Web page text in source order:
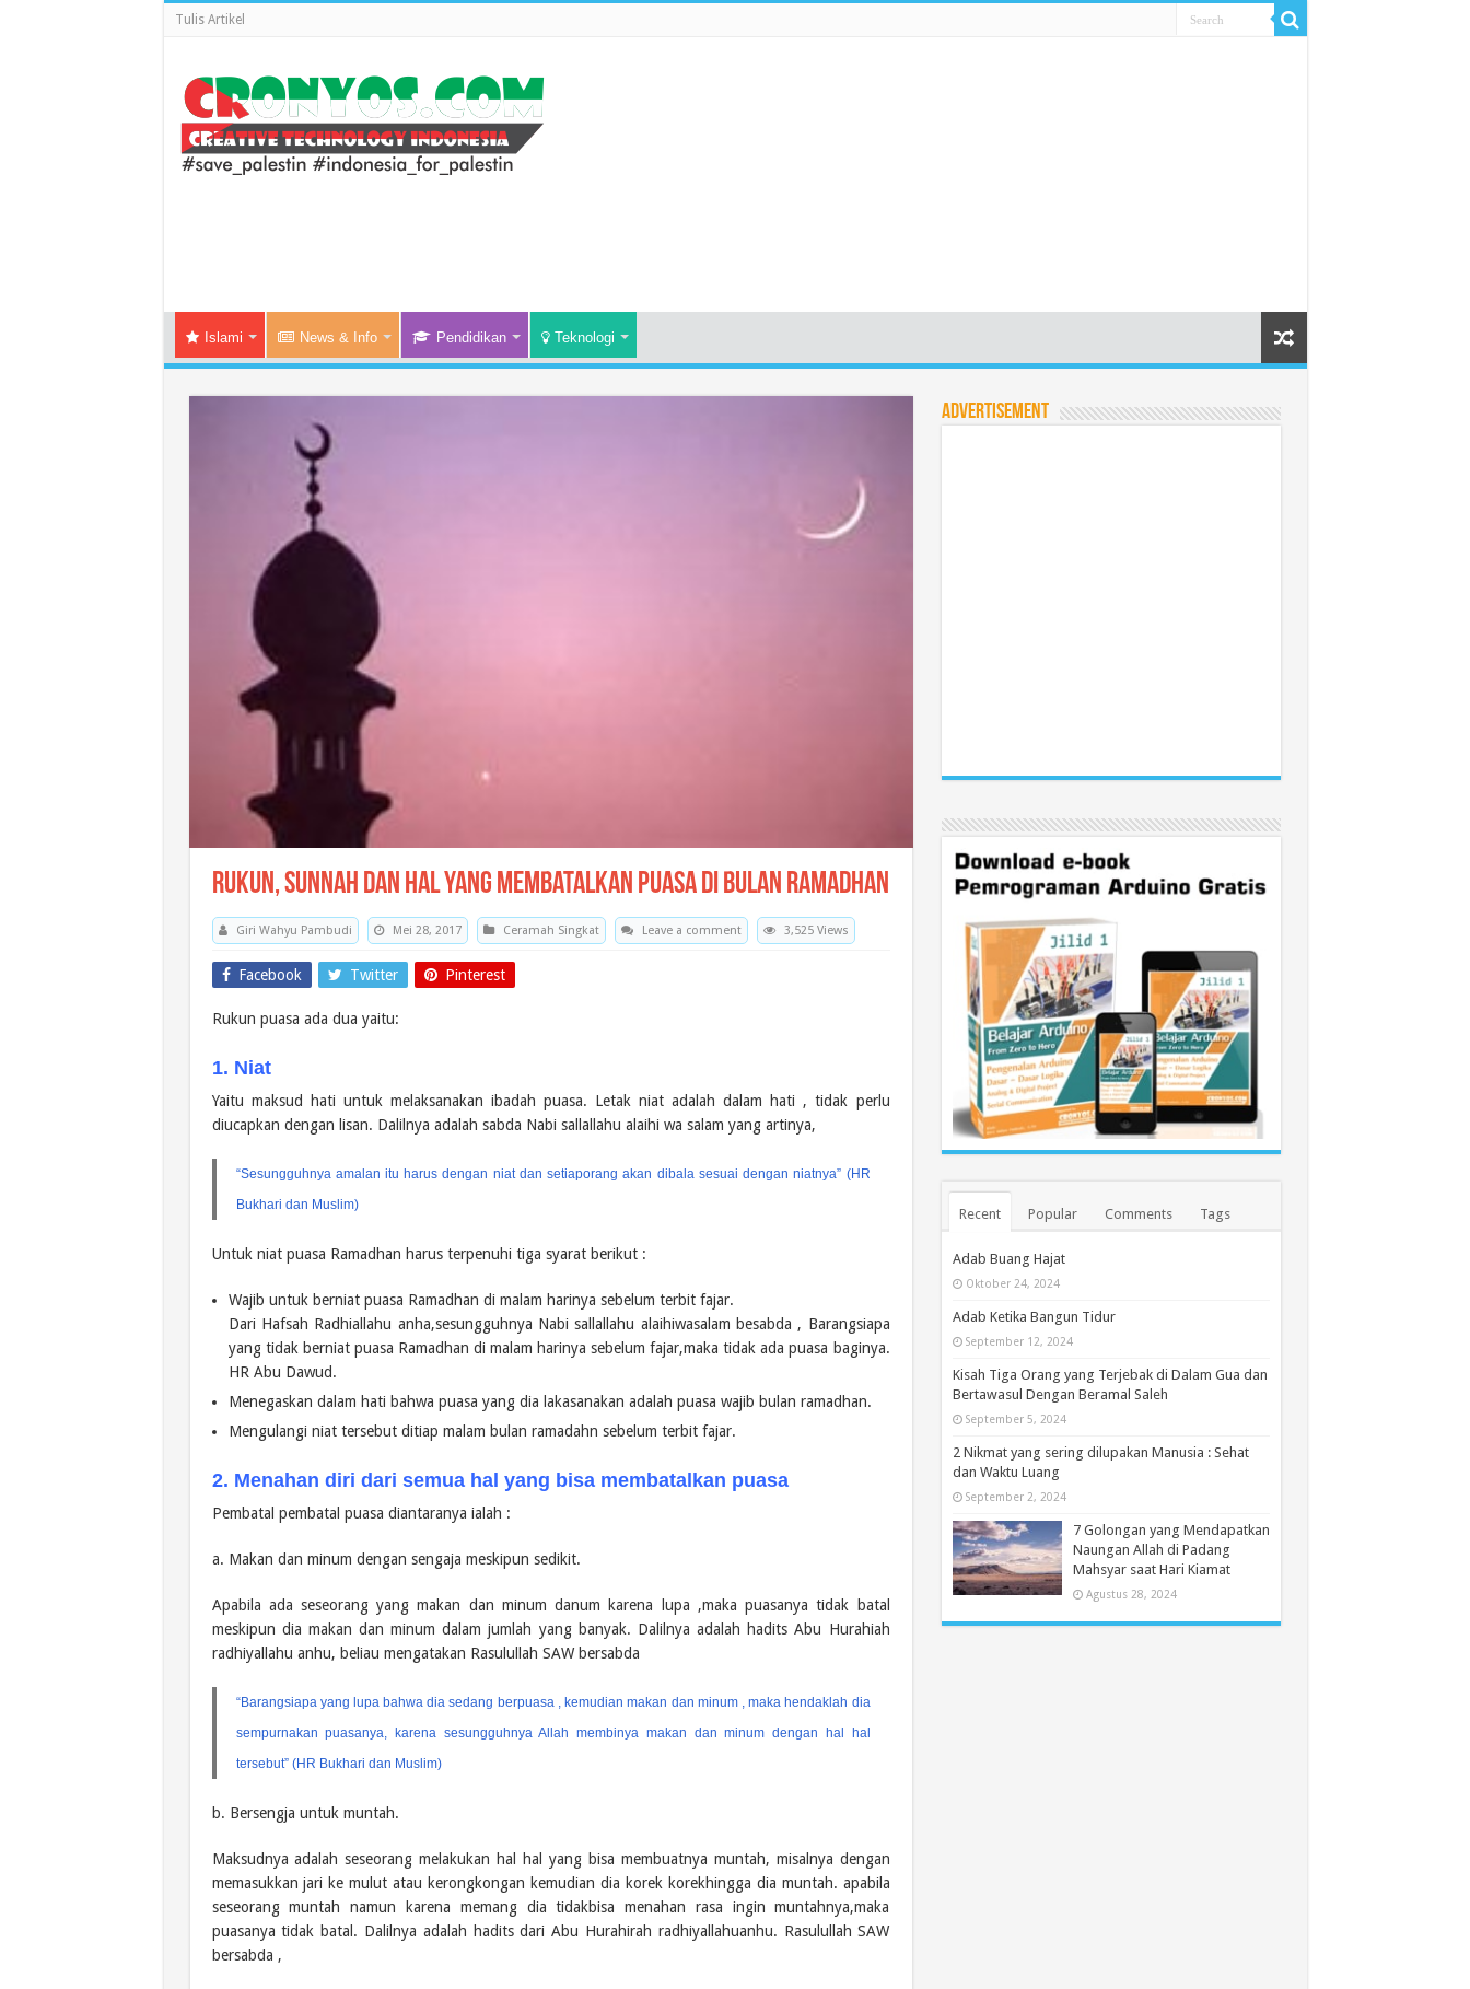
Tulis Artikel
Islami News & Info Pendidikan Teknologi
Rukun, Sunnah dan Hal yang membatalkan Puasa di Bulan Ramadhan
Giri Wahyu Pambudi Mei 28, 2017 Ceramah Singkat Leave a comment 3,525 Views
Facebook Twitter Pinterest
Rukun puasa ada dua yaitu:
1. Niat
Yaitu maksud hati untuk melaksanakan ibadah puasa. Letak niat adalah dalam hati , tidak perlu
diucapkan dengan lisan. Dalilnya adalah sabda Nabi sallallahu alaihi wa salam yang artinya,
“Sesungguhnya amalan itu harus dengan niat dan setiaporang akan dibala sesuai dengan niatnya” (HR
Bukhari dan Muslim)
Untuk niat puasa Ramadhan harus terpenuhi tiga syarat berikut :
Wajib untuk berniat puasa Ramadhan di malam harinya sebelum terbit fajar.
Dari Hafsah Radhiallahu anha,sesungguhnya Nabi sallallahu alaihiwasalam besabda , Barangsiapa
yang tidak berniat puasa Ramadhan di malam harinya sebelum fajar,maka tidak ada puasa baginya.
HR Abu Dawud.
Menegaskan dalam hati bahwa puasa yang dia lakasanakan adalah puasa wajib bulan ramadhan.
Mengulangi niat tersebut ditiap malam bulan ramadahn sebelum terbit fajar.
2. Menahan diri dari semua hal yang bisa membatalkan puasa
Pembatal pembatal puasa diantaranya ialah :
a. Makan dan minum dengan sengaja meskipun sedikit.
Apabila ada seseorang yang makan dan minum danum karena lupa ,maka puasanya tidak batal
meskipun dia makan dan minum dalam jumlah yang banyak. Dalilnya adalah hadits Abu Hurahiah
radhiyallahu anhu, beliau mengatakan Rasulullah SAW bersabda
“Barangsiapa yang lupa bahwa dia sedang berpuasa , kemudian makan dan minum , maka hendaklah dia
sempurnakan puasanya, karena sesungguhnya Allah membinya makan dan minum dengan hal hal
tersebut” (HR Bukhari dan Muslim)
b. Bersengja untuk muntah.
Maksudnya adalah seseorang melakukan hal hal yang bisa membuatnya muntah, misalnya dengan
memasukkan jari ke mulut atau kerongkongan kemudian dia korek korekhingga dia muntah. apabila
seseorang muntah namun karena memang dia tidakbisa menahan rasa ingin muntahnya,maka
puasanya tidak batal. Dalilnya adalah hadits dari Abu Hurahirah radhiyallahuanhu. Rasulullah SAW
bersabda ,
Advertisement
Recent Popular Comments Tags
Adab Buang Hajat
Oktober 24, 2024
Adab Ketika Bangun Tidur
September 12, 2024
Kisah Tiga Orang yang Terjebak di Dalam Gua dan
Bertawasul Dengan Beramal Saleh
September 5, 2024
2 Nikmat yang sering dilupakan Manusia : Sehat
dan Waktu Luang
September 2, 2024
7 Golongan yang Mendapatkan
Naungan Allah di Padang
Mahsyar saat Hari Kiamat
Agustus 28, 2024